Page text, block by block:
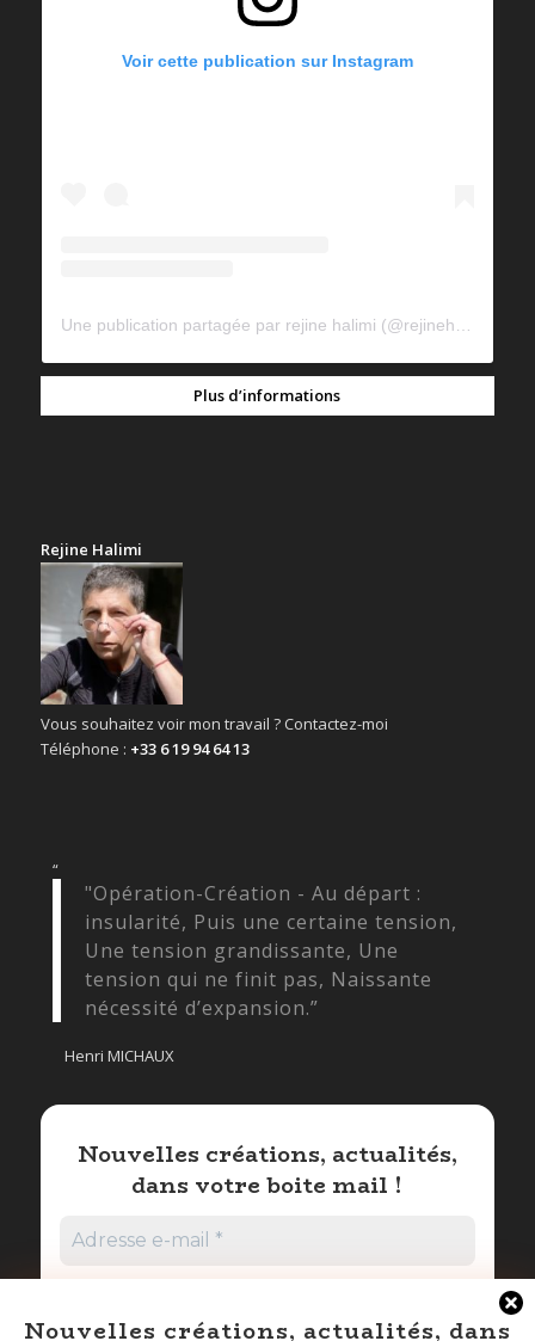
Nouvelles créations, actualités, dans
Voir cette publication sur Instagram
Plus d’informations
Rejine Halimi
Vous souhaitez voir mon travail ? Contactez-moi
Téléphone : +33 6 19 94 64 13
“
"Opération-Création - Au départ :
insularité, Puis une certaine tension,
Une tension grandissante, Une
tension qui ne finit pas, Naissante
nécessité d’expansion.”
Henri MICHAUX
Nouvelles créations, actualités,
dans votre boite mail !